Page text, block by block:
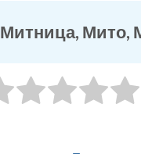
Мито,